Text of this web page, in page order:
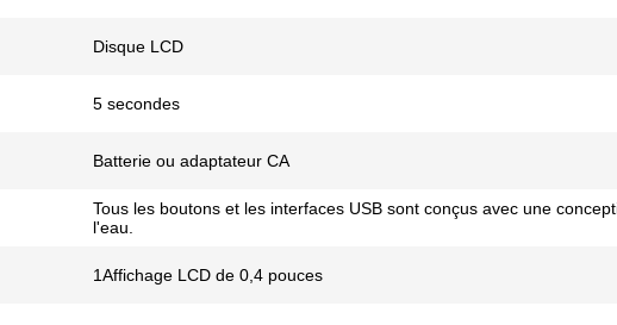
Disque LCD
5 secondes
Batterie ou adaptateur CA
Tous les boutons et les interfaces USB sont conçus avec une
l'eau.
1Affichage LCD de 0,4 pouces